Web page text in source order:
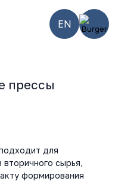
EN
прессы
для
сырья,
формирования